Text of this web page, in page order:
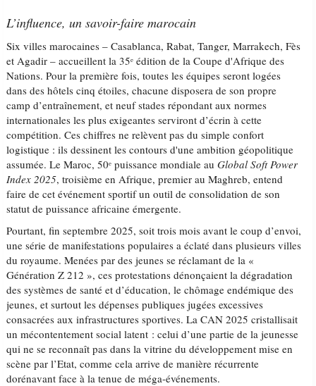
L’influence, un savoir-faire marocain
Six villes marocaines – Casablanca, Rabat, Tanger, Marrakech, Fès
et Agadir – accueillent la 35ᵉ édition de la Coupe d'Afrique des
Nations. Pour la première fois, toutes les équipes seront logées
dans des hôtels cinq étoiles, chacune disposera de son propre
camp d’entraînement, et neuf stades répondant aux normes
internationales les plus exigeantes serviront d’écrin à cette
compétition. Ces chiffres ne relèvent pas du simple confort
logistique : ils dessinent les contours d'une ambition géopolitique
assumée. Le Maroc, 50ᵉ puissance mondiale auGlobal Soft Power
Index 2025, troisième en Afrique, premier au Maghreb, entend
faire de cet événement sportif un outil de consolidation de son
statut de puissance africaine émergente.
Pourtant, fin septembre 2025, soit trois mois avant le coup d’envoi,
une série de manifestations populaires a éclaté dans plusieurs villes
du royaume. Menées par des jeunes se réclamant de la «
Génération Z 212 », ces protestations dénonçaient la dégradation
des systèmes de santé et d’éducation, le chômage endémique des
jeunes, et surtout les dépenses publiques jugées excessives
consacrées aux infrastructures sportives. La CAN 2025 cristallisait
un mécontentement social latent : celui d’une partie de la jeunesse
qui ne se reconnaît pas dans la vitrine du développement mise en
scène par l’Etat, comme cela arrive de manière récurrente
dorénavant face à la tenue de méga-événements.